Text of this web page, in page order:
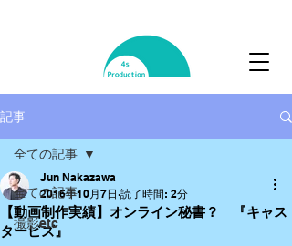
記事
全ての記事
撮影etc
全ての記事
【動画制作実績】オンライン秘書？ 『キャス
タービズ』
Jun Nakazawa
2016年10月7日 読了時間: 2分